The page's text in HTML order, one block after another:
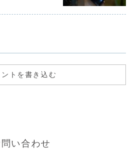
ントを書き込む
い合わせ